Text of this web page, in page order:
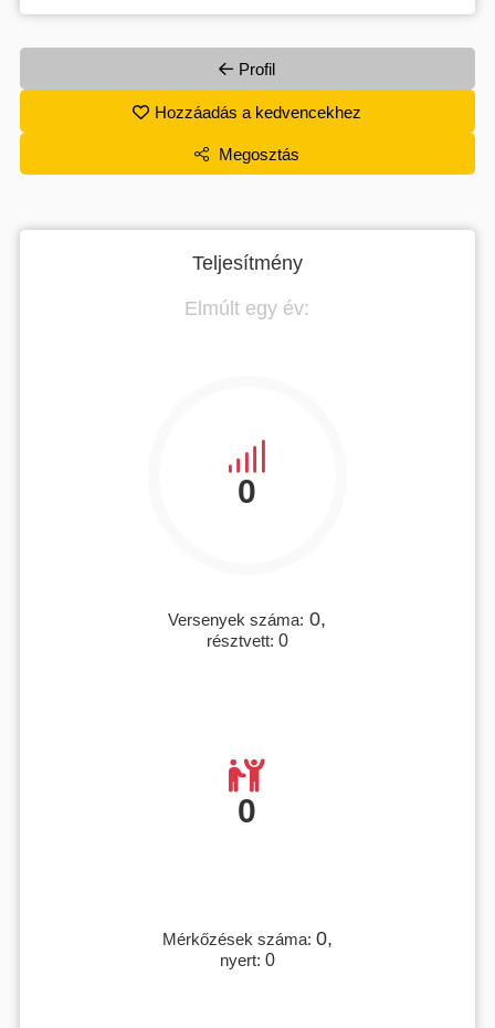
Profil
Hozzáadás a kedvencekhez
Megosztás
Teljesítmény
Elmúlt egy év:
0
Versenyek száma: 0,
résztvett: 0
0
Mérkőzések száma: 0,
nyert: 0